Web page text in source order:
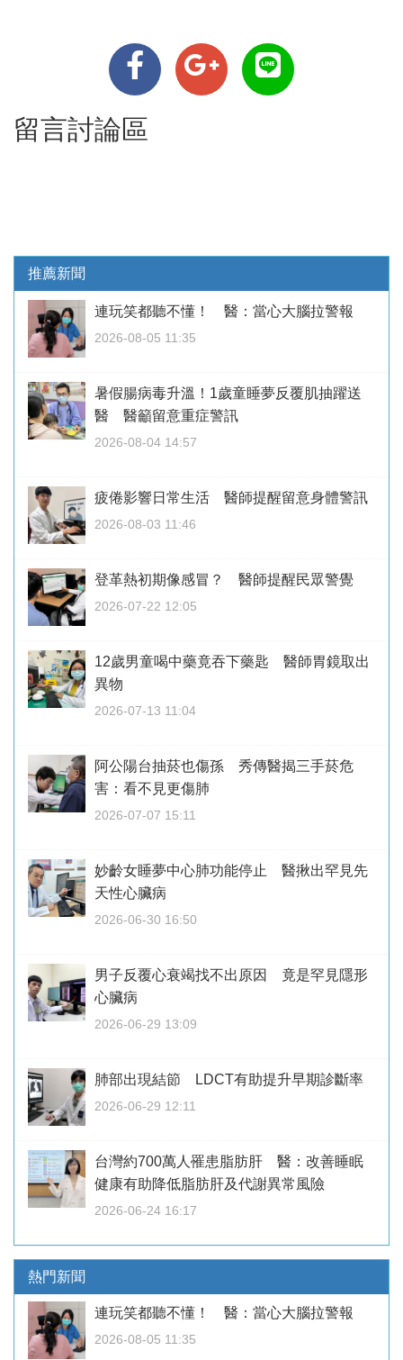
留言討論區
推薦新聞
連玩笑都聽不懂！ 醫：當心大腦拉警報
2026-08-05 11:35
暑假腸病毒升溫！1歲童睡夢反覆肌抽躍送
醫 醫籲留意重症警訊
2026-08-04 14:57
疲倦影響日常生活 醫師提醒留意身體警訊
2026-08-03 11:46
登革熱初期像感冒？ 醫師提醒民眾警覺
2026-07-22 12:05
12歲男童喝中藥竟吞下藥匙 醫師胃鏡取出
異物
2026-07-13 11:04
阿公陽台抽菸也傷孫 秀傳醫揭三手菸危
害：看不見更傷肺
2026-07-07 15:11
妙齡女睡夢中心肺功能停止 醫揪出罕見先
天性心臟病
2026-06-30 16:50
男子反覆心衰竭找不出原因 竟是罕見隱形
心臟病
2026-06-29 13:09
肺部出現結節 LDCT有助提升早期診斷率
2026-06-29 12:11
台灣約700萬人罹患脂肪肝 醫：改善睡眠
健康有助降低脂肪肝及代謝異常風險
2026-06-24 16:17
熱門新聞
連玩笑都聽不懂！ 醫：當心大腦拉警報
2026-08-05 11:35